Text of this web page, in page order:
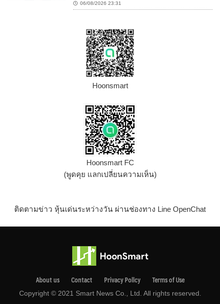
06/08/2026 23:31
Hoonsmart
Hoonsmart FC
(พูดคุย แลกเปลี่ยนความเห็น)
ติดตามข่าว หุ้นเด่นระหว่างวัน ผ่านช่องทาง Line OpenChat
About us Contact Privacy Pollcy Terms of Use
Copyright © 2021 Smart News Co., Ltd. All rights reserved.